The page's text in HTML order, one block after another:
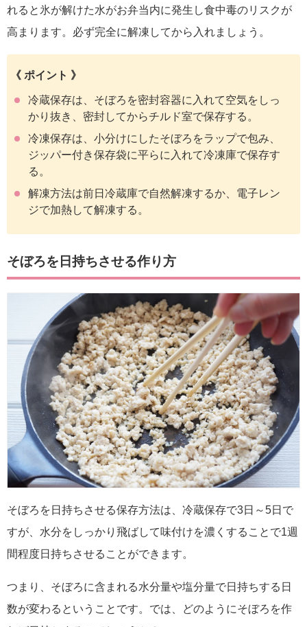
れると氷が解けた水がお弁当内に発生し食中毒のリスクが
高まります。必ず完全に解凍してから入れましょう。
《 ポイント 》
冷蔵保存は、そぼろを密封容器に入れて空気をしっ
かり抜き、密封してからチルド室で保存する。
冷凍保存は、小分けにしたそぼろをラップで包み、
ジッパー付き保存袋に平らに入れて冷凍庫で保存す
る。
解凍方法は前日冷蔵庫で自然解凍するか、電子レン
ジで加熱して解凍する。
そぼろを日持ちさせる作り方
そぼろを日持ちさせる保存方法は、冷蔵保存で3日～5日で
すが、水分をしっかり飛ばして味付けを濃くすることで1週
間程度日持ちさせることができます。
つまり、そぼろに含まれる水分量や塩分量で日持ちする日
数が変わるということです。では、どのようにそぼろを作